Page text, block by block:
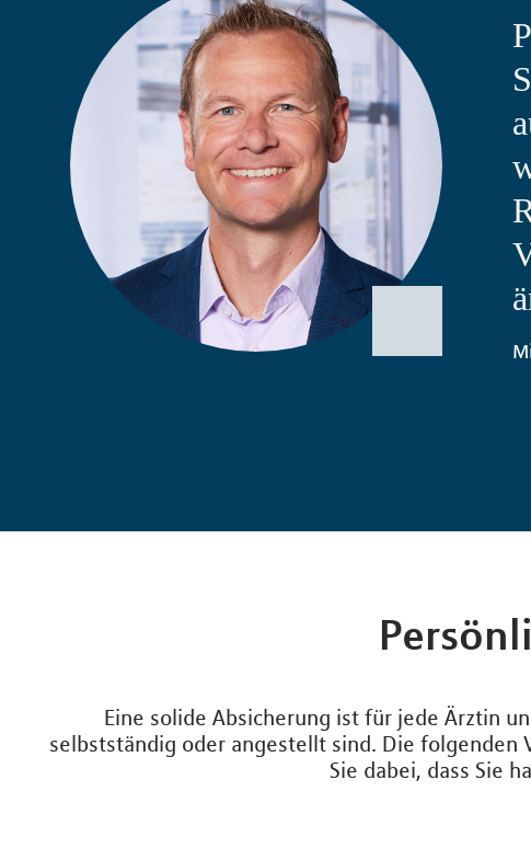
Eine solide Absicherung ist für jede Ärztin
selbstständig oder angestellt sind. Die folgenden
Sie dabei, dass Sie